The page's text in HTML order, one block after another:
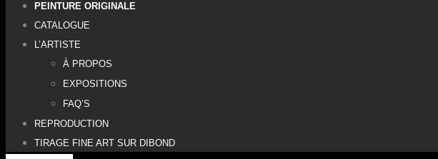
PEINTURE ORIGINALE
CATALOGUE
L’ARTISTE
À PROPOS
EXPOSITIONS
FAQ’S
REPRODUCTION
TIRAGE FINE ART SUR DIBOND